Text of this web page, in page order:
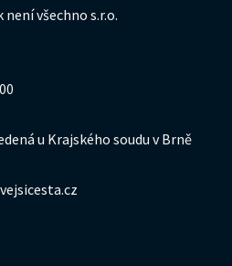
není všechno s.r.o.
u Krajského soudu v Brně